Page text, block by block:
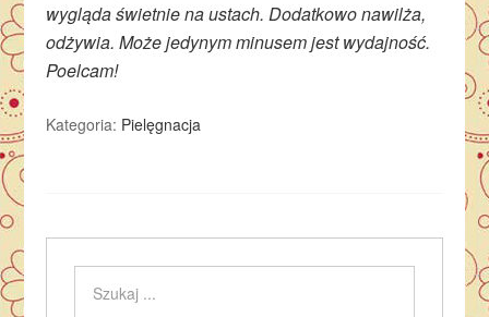
wygląda świetnie na ustach. Dodatkowo nawilża,
odżywia. Może jedynym minusem jest wydajność.
Poelcam!
Kategoria: Pielęgnacja